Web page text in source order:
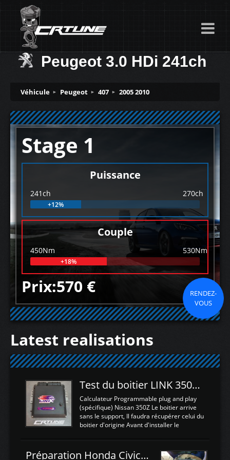
Peugeot 3.0 HDi 241ch
Véhicule Peugeot 407 2005 2010
Stage 1
Puissance
241ch 270ch
+12%
Couple
450Nm 530Nm
+18%
Prix:570 €
RENDEZ-
VOUS
Latest realisations
Test du boitier LINK 350Z Plugin ECU
Calculateur Programmable plug and play
(spécifique) Nissan 350Z Le boitier arrive
sans le support, Il faudra récupérer celui du
boitier d'origine Avant d'installer le
d'envoyer l'information de la large bande
Préparation Honda Civic Type R FK2